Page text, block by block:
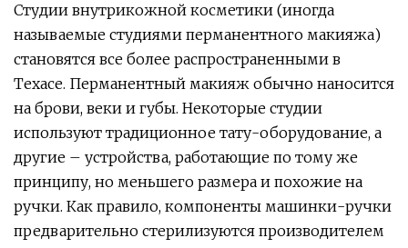
Студии внутрикожной косметики (иногда
называемые студиями перманентного макияжа)
становятся все более распространенными в
Техасе. Перманентный макияж обычно наносится
на брови, веки и губы. Некоторые студии
используют традиционное тату-оборудование, а
другие – устройства, работающие по тому же
принципу, но меньшего размера и похожие на
ручки. Как правило, компоненты машинки-ручки
предварительно стерилизуются производителем